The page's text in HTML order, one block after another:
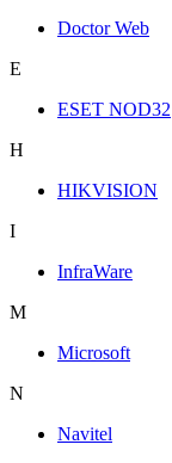
Doctor Web
E
ESET NOD32
H
HIKVISION
I
InfraWare
M
Microsoft
N
Navitel